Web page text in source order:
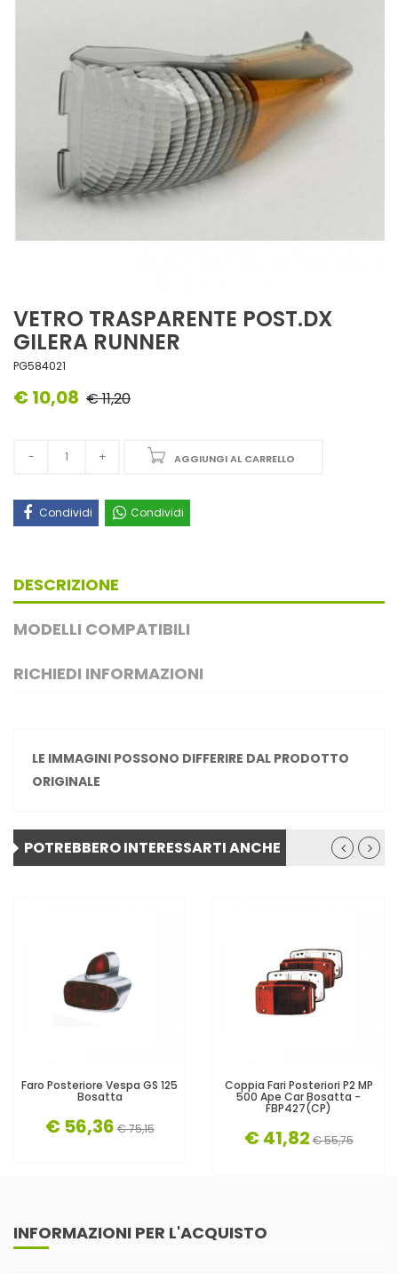
VETRO TRASPARENTE POST.DX
GILERA RUNNER
PG584021
€ 10,08 € 11,20
AGGIUNGI AL CARRELLO
Condividi Condividi
DESCRIZIONE
MODELLI COMPATIBILI
RICHIEDI INFORMAZIONI
LE IMMAGINI POSSONO DIFFERIRE DAL PRODOTTO
ORIGINALE
POTREBBERO INTERESSARTI ANCHE
Faro Posteriore Vespa GS 125
Bosatta
€ 56,36 € 75,15
Coppia Fari Posteriori P2 MP
500 Ape Car Bosatta -
FBP427(CP)
€ 41,82 € 55,75
INFORMAZIONI PER L'ACQUISTO